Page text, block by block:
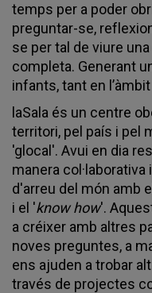
temps per a poder
preguntar-se,
se per tal de viure
completa. Generant
infants, tant en
laSala és un centre
territori, pel país i pel
'glocal'. Avui en dia
manera
d'arreu del món amb
i el 'know how'.
a créixer amb altres
noves preguntes, a
ens ajuden a trobar
través de projectes